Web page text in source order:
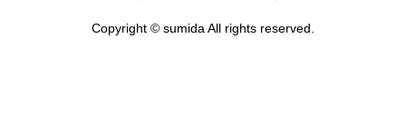
Copyright © sumida All rights reserved.